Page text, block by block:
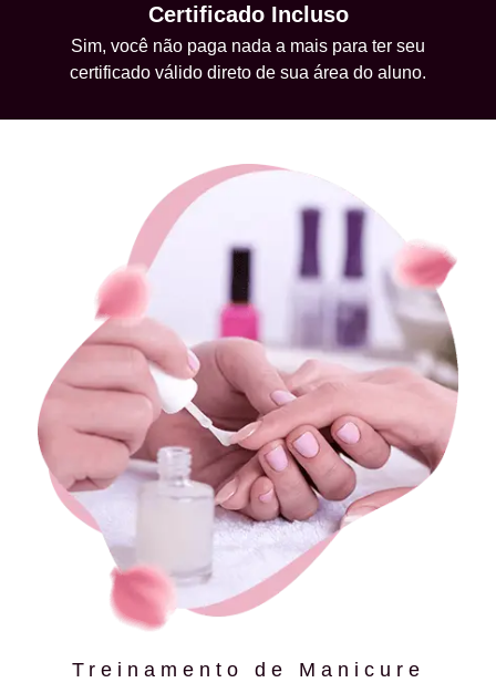
Certificado Incluso
Sim, você não paga nada a mais para ter seu
certificado válido direto de sua área do aluno.
Treinamento de Manicure